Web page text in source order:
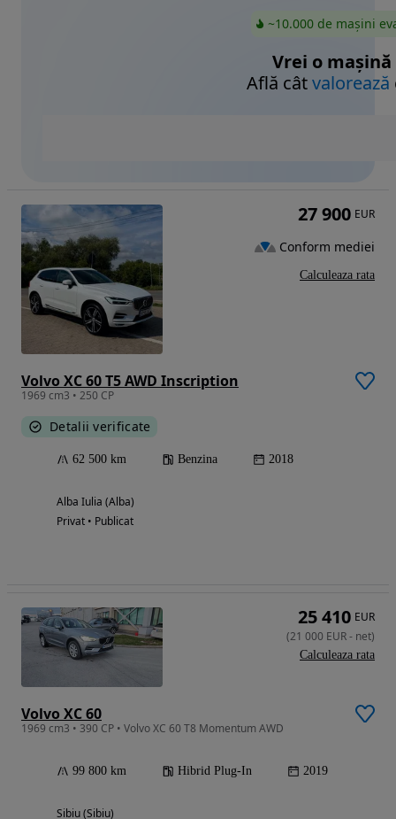
~10.000 de mașini
Vrei o mașină
Află câtvalorează
Volvo XC 60 T5 AWD Inscription
1969 cm3 • 250 CP
Detalii verificate
62 500 km Benzina 2018
Alba Iulia (Alba)
Privat • Publicat
27 900 EUR
Conform mediei
Calculeaza rata
Volvo XC 60
1969 cm3 • 390 CP • Volvo XC 60 T8 Momentum AWD
99 800 km Hibrid Plug-In 2019
Sibiu (Sibiu)
25 410 EUR
(21 000 EUR- net)
Calculeaza rata